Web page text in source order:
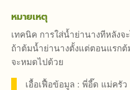
หมายเหตุ
เทคนิค การใส่น้ำย่านางทีหลัง
ถ้าต้มน้ำย่านางตั้งแต่ตอนแรก
จะหมดไปด้วย
เอื้อเฟื้อข้อมูล : พี่อี๊ด แม่ครัว